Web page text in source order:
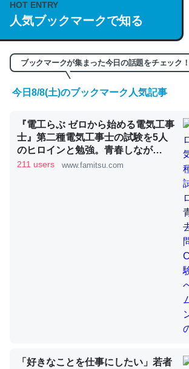
/064121
─GPTの仕組みと限界についての考察（１） -
くらい。小説でいう「ずっと前の伏線」は
ど、短期記憶というには多い分量。進化す
かりやすく強くなりそう
─GPTの仕組みと限界についての考察（１） -
昆虫ってカルシウム少ないのか。知らん
コオロギのカルシウム分はエビの600分の
─ニュース :: 【研究発表】昆虫学の大問題＝「昆
論文では「淡水はカルシウムも酸素も不足
HOT ENTRY
人気ブックマークで知る
ブックマークが集まった今日の話題をチェック！
今日8/8(土)のブックマーク人気記事
『電工らぶ ゼロから始める電気工事
士』第二種電気工事士の試験を5人
のヒロインと勉強。青春しなが
ら“過去問1000問”や“本番形式CBT
211 users www.famitsu.com
「好きなことを仕事にしたい」若者